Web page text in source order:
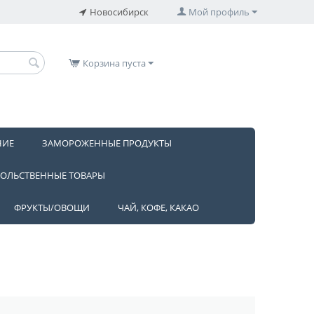
Новосибирск Мой профиль
Корзина пуста
ЗАМОРОЖЕННЫЕ ПРОДУКТЫ
ТОВАРЫ
ФРУКТЫ/ОВОЩИ ЧАЙ, КОФЕ, КАКАО